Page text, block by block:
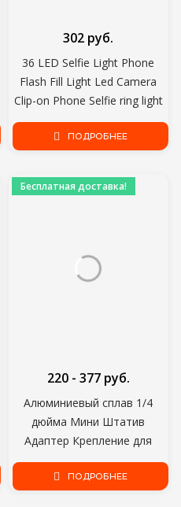
36 LED Selfie Light Phone
Flash Fill Light Led Camera
Clip-on Phone Selfie ring light
video light Enhancing Up Selfie
Lamp
302 руб.
ПОДРОБНЕЕ
Бесплатная доставка!
Алюминиевый сплав 1/4
дюйма Мини Штатив
Адаптер Крепление для
GoPro Hero 8 7 6 5 4 Черный
Sjcam M10 Xiaomi Yi 4K Eken
220 - 377 руб.
ПОДРОБНЕЕ